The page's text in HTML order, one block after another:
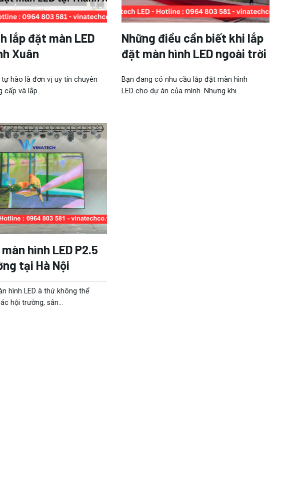
lắp đặt màn LED
Xuân
tự hào là đơn vị uy tín chuyên
cấp và lắp...
Những điều cần biết khi lắp
đặt màn hình LED ngoài trời
Bạn đang có nhu cầu lắp đặt màn hình
LED cho dự án của mình. Nhưng khi...
hình LED P2.5
tại Hà Nội
hình LED à thứ không thể
hội trường, sân...